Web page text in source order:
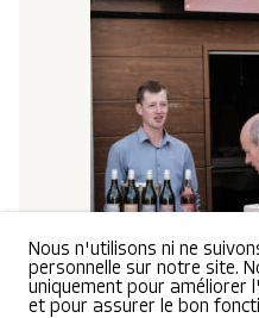
Nous n'utilisons ni ne
personnelle sur notre site.
uniquement pour améliorer
et pour assurer le bon